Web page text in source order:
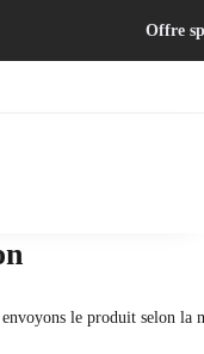
Offre
le produit selon la